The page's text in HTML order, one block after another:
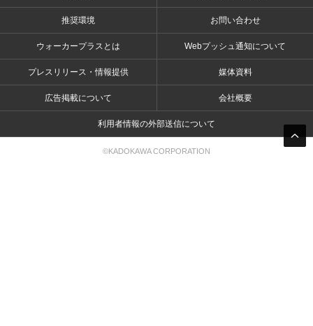
推奨環境 お問い合わせ
ウォーカープラスとは Webプッシュ通知について
プレスリリース・情報提供 媒体資料
広告掲載について 会社概要
利用者情報の外部送信について
©KADOKAWA CORPORATION